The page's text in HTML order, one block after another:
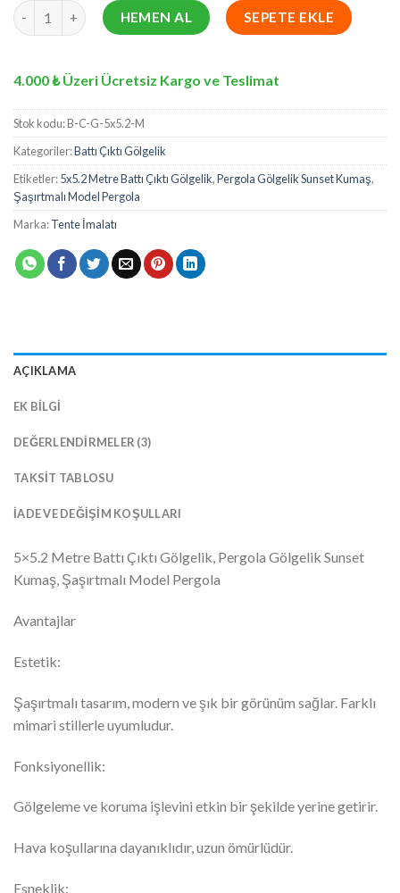
5x5.2 Metre Battı Çıktı Gölgelik, Pergola Gölgelik Sunset
HEMEN AL SEPETE EKLE
4.000 ₺ Üzeri Ücretsiz Kargo ve Teslimat
Stok kodu:B-C-G-5x5.2-M
Kategoriler:Battı Çıktı Gölgelik
Etiketler:5x5.2 Metre Battı Çıktı Gölgelik,Pergola Gölgelik Sunset Kumaş,
Şaşırtmalı Model Pergola
Marka:Tente İmalatı
AÇIKLAMA
EK BILGI
DEĞERLENDIRMELER (3)
TAKSIT TABLOSU
İADE VE DEĞIŞIM KOŞULLARI
5×5.2 Metre Battı Çıktı Gölgelik, Pergola Gölgelik Sunset
Kumaş, Şaşırtmalı Model Pergola
Avantajlar
Estetik:
Şaşırtmalı tasarım, modern ve şık bir görünüm sağlar. Farklı
mimari stillerle uyumludur.
Fonksiyonellik:
Gölgeleme ve koruma işlevini etkin bir şekilde yerine getirir.
Hava koşullarına dayanıklıdır, uzun ömürlüdür.
Esneklik: